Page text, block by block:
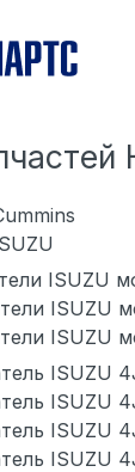
ISUZU
ISUZU
ISUZU
ISUZU
ISUZU
ISUZU
ISUZU